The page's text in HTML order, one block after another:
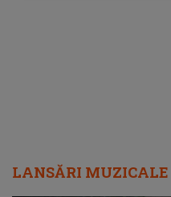
LANSĂRI MUZICALE